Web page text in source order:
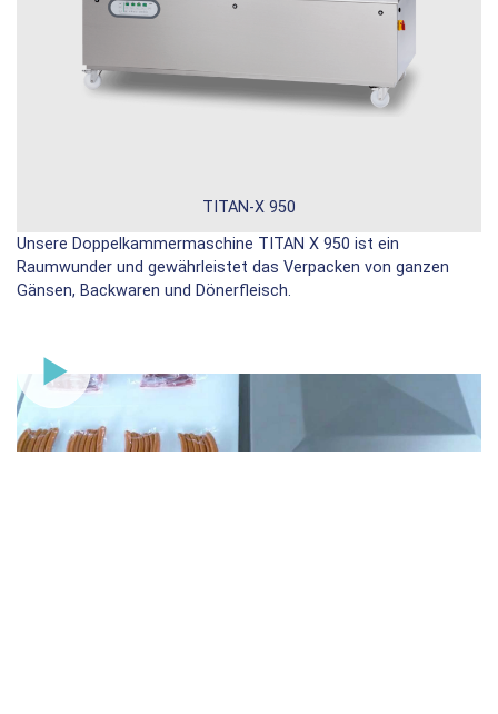
TITAN-X 950
Unsere Doppelkammermaschine TITAN X 950 ist ein
Raumwunder und gewährleistet das Verpacken von ganzen
Gänsen, Backwaren und Dönerfleisch.